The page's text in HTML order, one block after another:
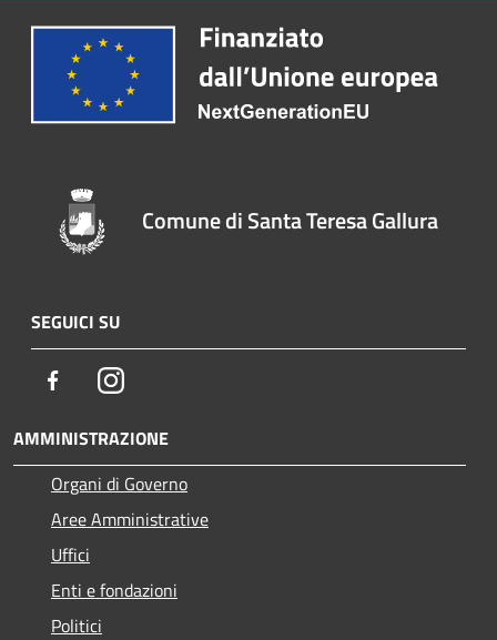
Comune di Santa Teresa Gallura
SEGUICI SU
FacebookInstagram
AMMINISTRAZIONE
Organi di Governo
Aree Amministrative
Uffici
Enti e fondazioni
Politici